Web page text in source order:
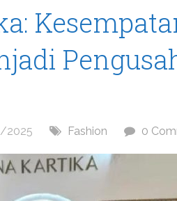
2025 Fashion 0